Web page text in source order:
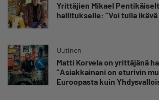
Yrittäjien Mikael
hallitukselle: ”Voi tulla ikävä
Uutinen
Matti Korvela on yrittäjänä
”Asiakkainani on eturivin
Euroopasta kuin